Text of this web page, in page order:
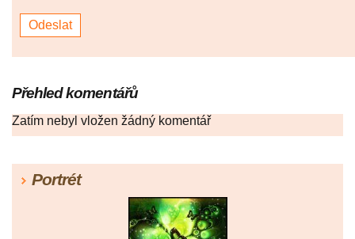
Přehled komentářů
Zatím nebyl vložen žádný komentář
Portrét